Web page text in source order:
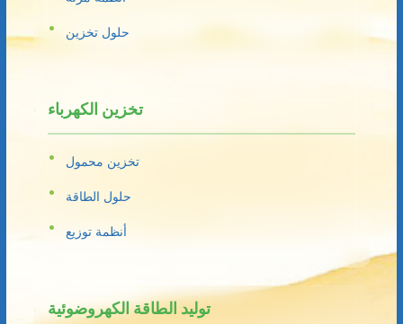
حلول تخزين
تخزين الكهرباء
تخزين محمول
حلول الطاقة
أنظمة توزيع
توليد الطاقة الكهروضوئية